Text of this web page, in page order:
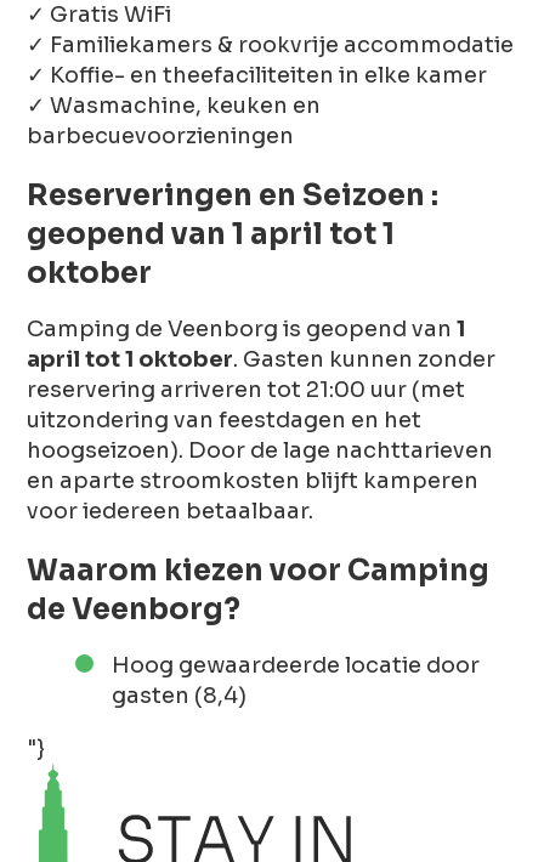
✓ Gratis WiFi
✓ Familiekamers & rookvrije accommodatie
✓ Koffie- en theefaciliteiten in elke kamer
✓ Wasmachine, keuken en
barbecuevoorzieningen
Reserveringen en Seizoen :
geopend van 1 april tot 1
oktober
Camping de Veenborg is geopend van1
april tot 1 oktober. Gasten kunnen zonder
reservering arriveren tot 21:00 uur (met
uitzondering van feestdagen en het
hoogseizoen). Door de lage nachttarieven
en aparte stroomkosten blijft kamperen
voor iedereen betaalbaar.
Waarom kiezen voor Camping
de Veenborg?
Hoog gewaardeerde locatie door
gasten (8,4)
"}